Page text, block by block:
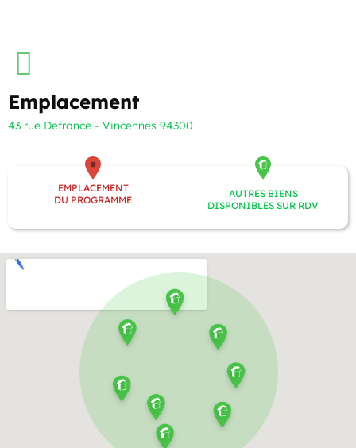
Emplacement
43 rue Defrance - Vincennes 94300
EMPLACEMENT
DU PROGRAMME
AUTRES BIENS
DISPONIBLES SUR RDV